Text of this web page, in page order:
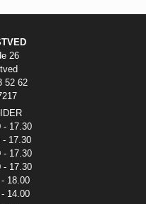
26
52 62
- 17.30
- 17.30
- 17.30
- 17.30
18.00
14.00